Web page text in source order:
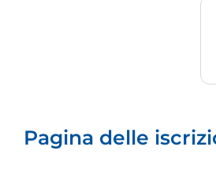
Pagina delle